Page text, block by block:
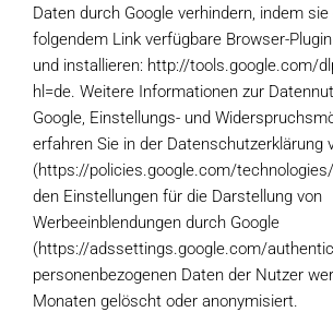
Daten durch Google verhindern, indem
folgendem Link verfügbare Browser-
und installieren: http://tools.google.com/
hl=de. Weitere Informationen zur
Google, Einstellungs- und
erfahren Sie in der Datenschutzerklärung
(https://policies.google.com/
den Einstellungen für die Darstellung von
Werbeeinblendungen durch Google
(https://adssettings.google.com/
personenbezogenen Daten der Nutzer
Monaten gelöscht oder anonymisiert.